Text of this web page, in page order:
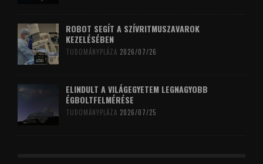
ROBOT SEGÍT A SZÍVRITMUSZAVAROK
KEZELÉSÉBEN
TUDOMÁNYPLÁZA 2026/07/26
ELINDULT A VILÁGEGYETEM LEGNAGYOBB
ÉGBOLTFELMÉRÉSE
TUDOMÁNYPLÁZA 2026/07/25